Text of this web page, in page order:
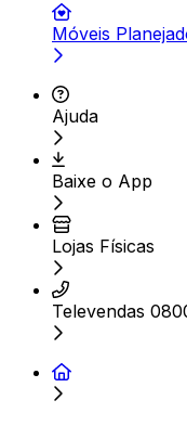
Móveis
Ajuda
Baixe o App
Lojas Físicas
Televendas